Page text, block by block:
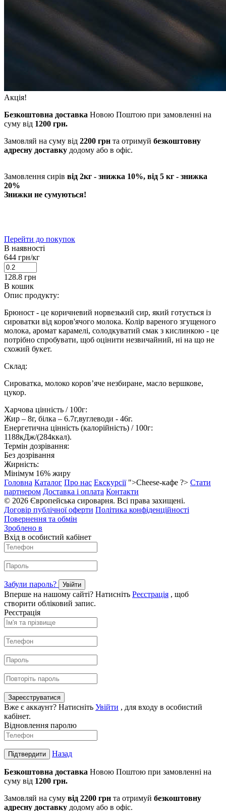
Акція!
Безкоштовна доставка Новою Поштою при замовленні на
суму від 1200 грн.
Замовляй на суму від 2200 грн та отримуй безкоштовну
адресну доставку додому або в офіс.
Замовлення сирів від 2кг - знижка 10%, від 5 кг - знижка
20%
Знижки не сумуються!
Перейти до покупок
В наявності
644 грн/кг
128.8 грн
В кошик
Опис продукту:
Брюност - це коричневий норвезький сир, який готується із
сироватки від коров'ячого молока. Колір вареного згущеного
молока, аромат карамелі, солодкуватий смак з кислинкою - це
потрібно спробувати, щоб оцінити незвичайний, ні на що не
схожий букет.
Склад:
Сироватка, молоко коров’яче незбиране, масло вершкове,
цукор.
Харчова цінність / 100г:
Жир – 8г, білка – 6.7г,вуглеводи - 46г.
Енергетична цінність (калорійність) / 100г:
1188кДж/(284ккал).
Термін дозрівання:
Без дозрівання
Жирність:
Мінімум 16% жиру
Головна Каталог Про нас Екскурсії">Cheese-кафе ?> Стати
партнером Доставка і оплата Контакти
© 2026 Європейська сироварня. Всі права захищені.
Договір публічної оферти Політика конфіденційності
Повернення та обмін
Зроблено в
Вхід в особистий кабінет
Забули пароль? Увійти
Вперше на нашому сайті? Натисніть Реєстрація , щоб
створити обліковий запис.
Реєстрація
Зареєструватися
Вже є аккаунт? Натисніть Увійти , для входу в особистий
кабінет.
Відновлення паролю
Підтвердити Назад
Безкоштовна доставка Новою Поштою при замовленні на
суму від 1200 грн.
Замовляй на суму від 2200 грн та отримуй безкоштовну
адресну доставку додому або в офіс.